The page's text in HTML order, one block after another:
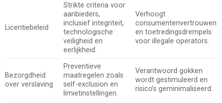
Licentiebeleid
Strikte criteria voor
aanbieders,
inclusief integriteit,
technologische
veiligheid en
eerlijkheid.
Verhoogt
consumentenvertrouwen
en toetredingsdrempels
voor illegale operators.
Bezorgdheid
over verslaving
Preventieve
maatregelen zoals
self-exclusion en
limietinstellingen.
Verantwoord gokken
wordt gestimuleerd en
risico’s geminimaliseerd.